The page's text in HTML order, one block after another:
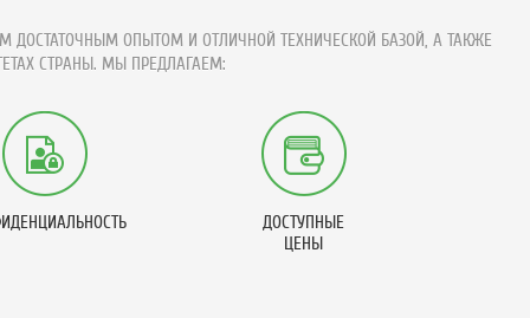
ОПЫТОМ И ОТЛИЧНОЙ ТЕХНИЧЕСКОЙ БАЗОЙ, А ТАКЖЕ
СТРАНЫ. МЫ ПРЕДЛАГАЕМ:
ДОСТУПНЫЕ
ЦЕНЫ